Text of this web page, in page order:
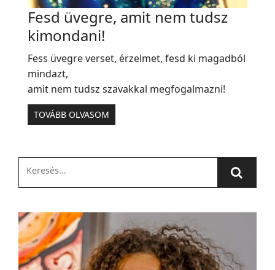
Fesd üvegre, amit nem tudsz
kimondani!
Fess üvegre verset, érzelmet, fesd ki magadból
mindazt,
amit nem tudsz szavakkal megfogalmazni!
TOVÁBB OLVASOM